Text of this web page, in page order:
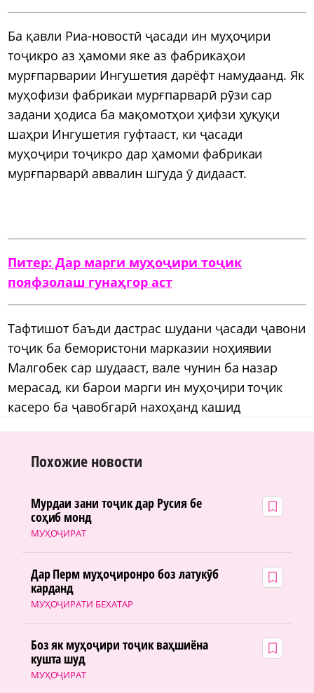
Ба қавли Риа-новостӣ ҷасади ин муҳоҷири
тоҷикро аз ҳамоми яке аз фабрикаҳои
мурғпарварии Ингушетия дарёфт намудаанд. Як
муҳофизи фабрикаи мурғпарварӣ рӯзи сар
задани ҳодиса ба мақомотҳои ҳифзи ҳуқуқи
шаҳри Ингушетия гуфтааст, ки ҷасади
муҳоҷири тоҷикро дар ҳамоми фабрикаи
мурғпарварӣ аввалин шгуда ӯ дидааст.
Питер: Дар марги муҳоҷири тоҷик
пояфзолаш гунаҳгор аст
Тафтишот баъди дастрас шудани ҷасади ҷавони
тоҷик ба бемористони марказии ноҳиявии
Малгобек сар шудааст, вале чунин ба назар
мерасад, ки барои марги ин муҳоҷири тоҷик
касеро ба ҷавобгарӣ нахоҳанд кашид
Похожие новости
МУҲОҶИРАТ
Мурдаи зани тоҷик дар Русия бе
соҳиб монд
МУҲОҶИРАТИ БЕХАТАР
Дар Перм муҳоҷиронро боз латукӯб
карданд
МУҲОҶИРАТ
Боз як муҳоҷири тоҷик ваҳшиёна
кушта шуд